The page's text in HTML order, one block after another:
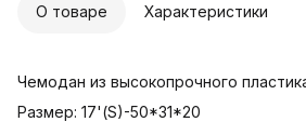
О товаре Характеристики
Чемодан из высокопрочного
Размер: 17'(S)-50*31*20